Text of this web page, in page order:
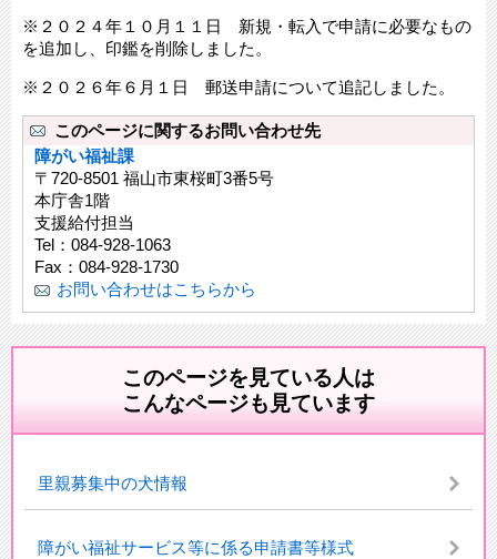
※２０２４年１０月１１日 新規・転入で申請に必要なもの
を追加し、印鑑を削除しました。
※２０２６年６月１日 郵送申請について追記しました。
このページに関するお問い合わせ先
障がい福祉課
〒720-8501 福山市東桜町3番5号
本庁舎1階
支援給付担当
Tel：084-928-1063
Fax：084-928-1730
お問い合わせはこちらから
このページを見ている人は
こんなページも見ています
里親募集中の犬情報
障がい福祉サービス等に係る申請書等様式